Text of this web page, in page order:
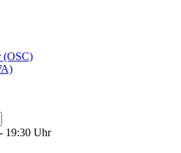
(OSC)
19:30 Uhr